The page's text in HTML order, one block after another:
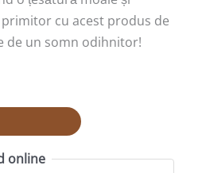
cu acest produs de
de un somn odihnitor!
online